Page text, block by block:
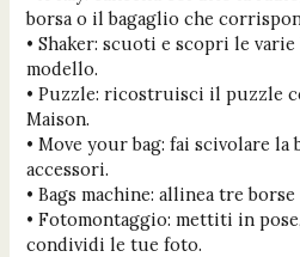
borsa o il bagaglio che
• Shaker: scuoti e scopri le
modello.
• Puzzle: ricostruisci il puzzle
Maison.
• Move your bag: fai scivolare
accessori.
• Bags machine: allinea tre
• Fotomontaggio: mettiti in
condividi le tue foto.